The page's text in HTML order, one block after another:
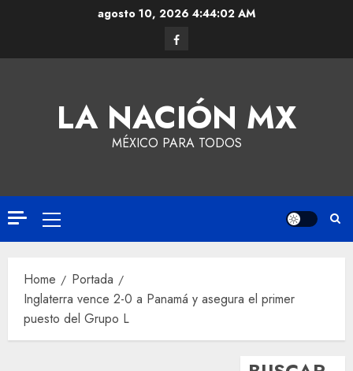
agosto 10, 2026 4:44:03 AM
LA NACIÓN MX
MÉXICO PARA TODOS
Home
Portada
Inglaterra vence 2-0 a Panamá y asegura el primer
puesto del Grupo L